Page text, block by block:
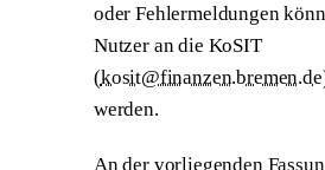
oder Fehlermeldungen
Nutzer an die KoSIT
(kosit@finanzen.bremen.de
werden.
An der vorliegenden